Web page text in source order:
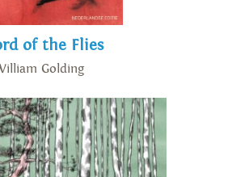
of the Flies
Golding